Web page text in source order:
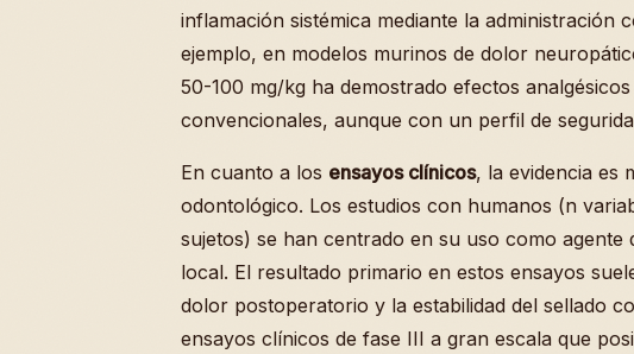
inflamación sistémica mediante la administración
ejemplo, en modelos murinos de dolor
50-100 mg/kg ha demostrado efectos
convencionales, aunque con un perfil de
En cuanto a los ensayos clínicos, la evidencia es
odontológico. Los estudios con humanos (n
sujetos) se han centrado en su uso como
local. El resultado primario en estos ensayos
dolor postoperatorio y la estabilidad del sellado
ensayos clínicos de fase III a gran escala que